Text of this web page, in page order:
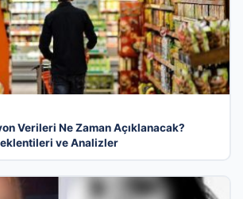
Verileri Ne Zaman Açıklanacak?
ve Analizler